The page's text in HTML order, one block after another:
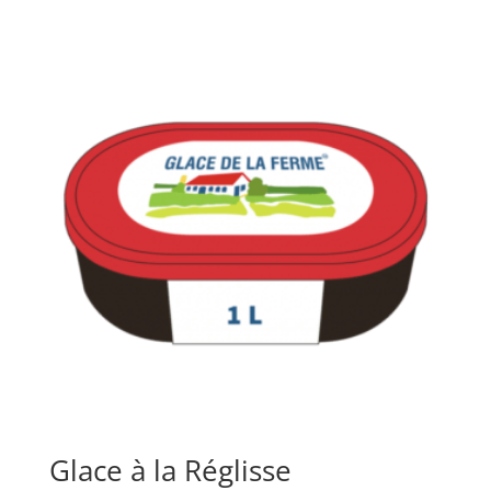
Glace à la Réglisse